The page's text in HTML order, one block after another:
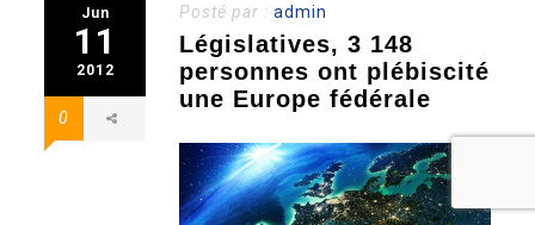
Jun
11
2012
0
Posté par :admin
Législatives, 3 148
personnes ont plébiscité
une Europe fédérale